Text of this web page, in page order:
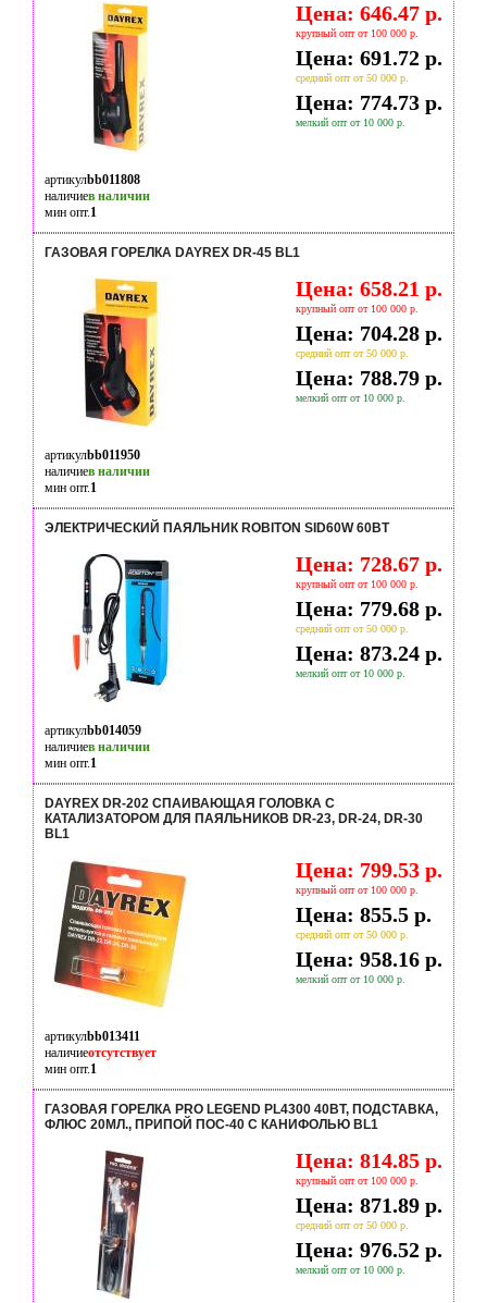
Цена: 646.47 р.
крупный опт от 100 000 р.
Цена: 691.72 р.
средний опт от 50 000 р.
Цена: 774.73 р.
мелкий опт от 10 000 р.
артикулbb011808
наличиев наличии
мин опт.1
ГАЗОВАЯ ГОРЕЛКА DAYREX DR-45 BL1
Цена: 658.21 р.
крупный опт от 100 000 р.
Цена: 704.28 р.
средний опт от 50 000 р.
Цена: 788.79 р.
мелкий опт от 10 000 р.
артикулbb011950
наличиев наличии
мин опт.1
ЭЛЕКТРИЧЕСКИЙ ПАЯЛЬНИК ROBITON SID60W 60ВТ
Цена: 728.67 р.
крупный опт от 100 000 р.
Цена: 779.68 р.
средний опт от 50 000 р.
Цена: 873.24 р.
мелкий опт от 10 000 р.
артикулbb014059
наличиев наличии
мин опт.1
DAYREX DR-202 СПАИВАЮЩАЯ ГОЛОВКА С
КАТАЛИЗАТОРОМ ДЛЯ ПАЯЛЬНИКОВ DR-23, DR-24, DR-30
BL1
Цена: 799.53 р.
крупный опт от 100 000 р.
Цена: 855.5 р.
средний опт от 50 000 р.
Цена: 958.16 р.
мелкий опт от 10 000 р.
артикулbb013411
наличиеотсутствует
мин опт.1
ГАЗОВАЯ ГОРЕЛКА PRO LEGEND PL4300 40ВТ, ПОДСТАВКА,
ФЛЮС 20МЛ., ПРИПОЙ ПОС-40 С КАНИФОЛЬЮ BL1
Цена: 814.85 р.
крупный опт от 100 000 р.
Цена: 871.89 р.
средний опт от 50 000 р.
Цена: 976.52 р.
мелкий опт от 10 000 р.